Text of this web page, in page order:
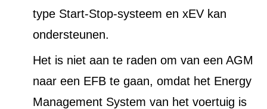
type Start-Stop-systeem en xEV kan
ondersteunen.
Het is niet aan te raden om van een AGM
naar een EFB te gaan, omdat het Energy
Management System van het voertuig is